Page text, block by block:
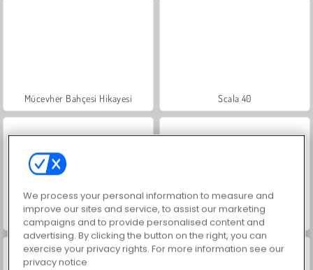
Mücevher Bahçesi Hikayesi Scala 40
Masha and the Bear: Meadows Royal Story
We process your personal information to measure and
improve our sites and service, to assist our marketing
campaigns and to provide personalised content and
advertising. By clicking the button on the right, you can
exercise your privacy rights. For more information see our
privacy notice